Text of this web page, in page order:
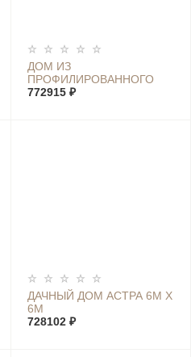
ДОМ ИЗ
ПРОФИЛИРОВАННОГО
БРУСА ШВЕЦИЯ XL 7М Х
772915 ₽
ДАЧНЫЙ ДОМ АСТРА 6М Х
6М
728102 ₽